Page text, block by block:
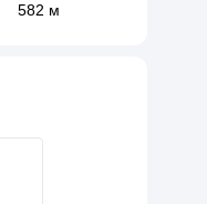
582 м
603 м